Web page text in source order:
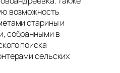
возможность
старины и
собранными в
поиска
сельских